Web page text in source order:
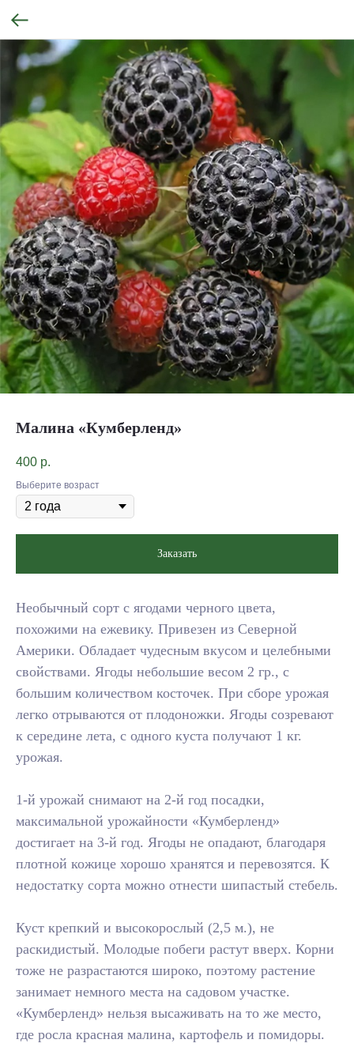
Малина «Кумберленд»
400 р.
Выберите возраст
Заказать
Необычный сорт с ягодами черного цвета,
похожими на ежевику. Привезен из Северной
Америки. Обладает чудесным вкусом и целебными
свойствами. Ягоды небольшие весом 2 гр., с
большим количеством косточек. При сборе урожая
легко отрываются от плодоножки. Ягоды созревают
к середине лета, с одного куста получают 1 кг.
урожая.
1-й урожай снимают на 2-й год посадки,
максимальной урожайности «Кумберленд»
достигает на 3-й год. Ягоды не опадают, благодаря
плотной кожице хорошо хранятся и перевозятся. К
недостатку сорта можно отнести шипастый стебель.
Куст крепкий и высокорослый (2,5 м.), не
раскидистый. Молодые побеги растут вверх. Корни
тоже не разрастаются широко, поэтому растение
занимает немного места на садовом участке.
«Кумберленд» нельзя высаживать на то же место,
где росла красная малина, картофель и помидоры.